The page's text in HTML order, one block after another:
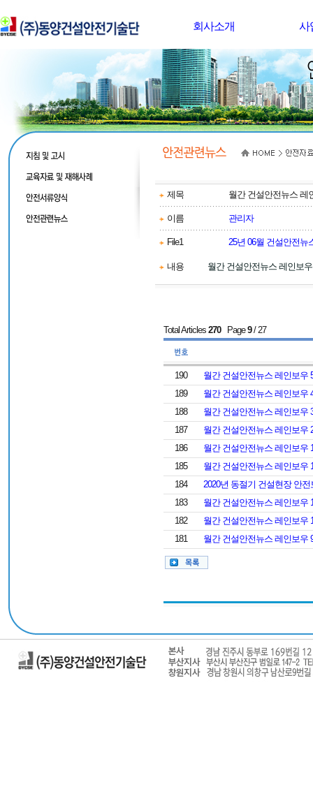
회사소개 사
제목 월간 건설안전뉴스 레
이름 관리자
File1 25년 06월 건설안전뉴
내용 월간 건설안전뉴스 레인보
Total Articles 270Page9/ 27
190
월간 건설안전뉴스 레인보우
189
월간 건설안전뉴스 레인보우
188
월간 건설안전뉴스 레인보우
187
월간 건설안전뉴스 레인보우
186
월간 건설안전뉴스 레인보우
185
월간 건설안전뉴스 레인보우
184
2020년 동절기 건설현장 안
183
월간 건설안전뉴스 레인보우
182
월간 건설안전뉴스 레인보우
181
월간 건설안전뉴스 레인보우